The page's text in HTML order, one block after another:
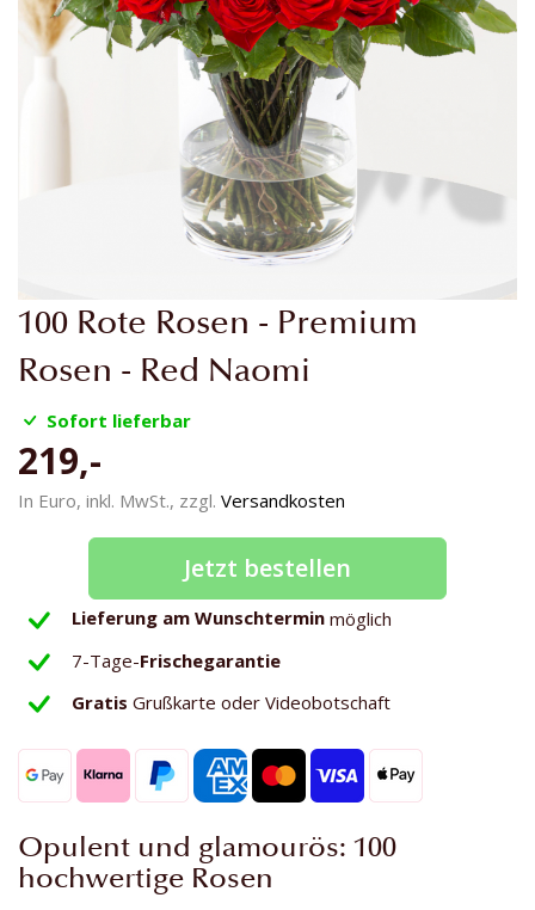
100 Rote Rosen - Premium
Rosen - Red Naomi
Sofort lieferbar
219,-
In Euro, inkl. MwSt., zzgl. Versandkosten
Jetzt bestellen
Lieferung am Wunschtermin möglich
7-Tage-Frischegarantie
Gratis Grußkarte oder Videobotschaft
Opulent und glamourös: 100
hochwertige Rosen
Zum
Anfang
der
springen